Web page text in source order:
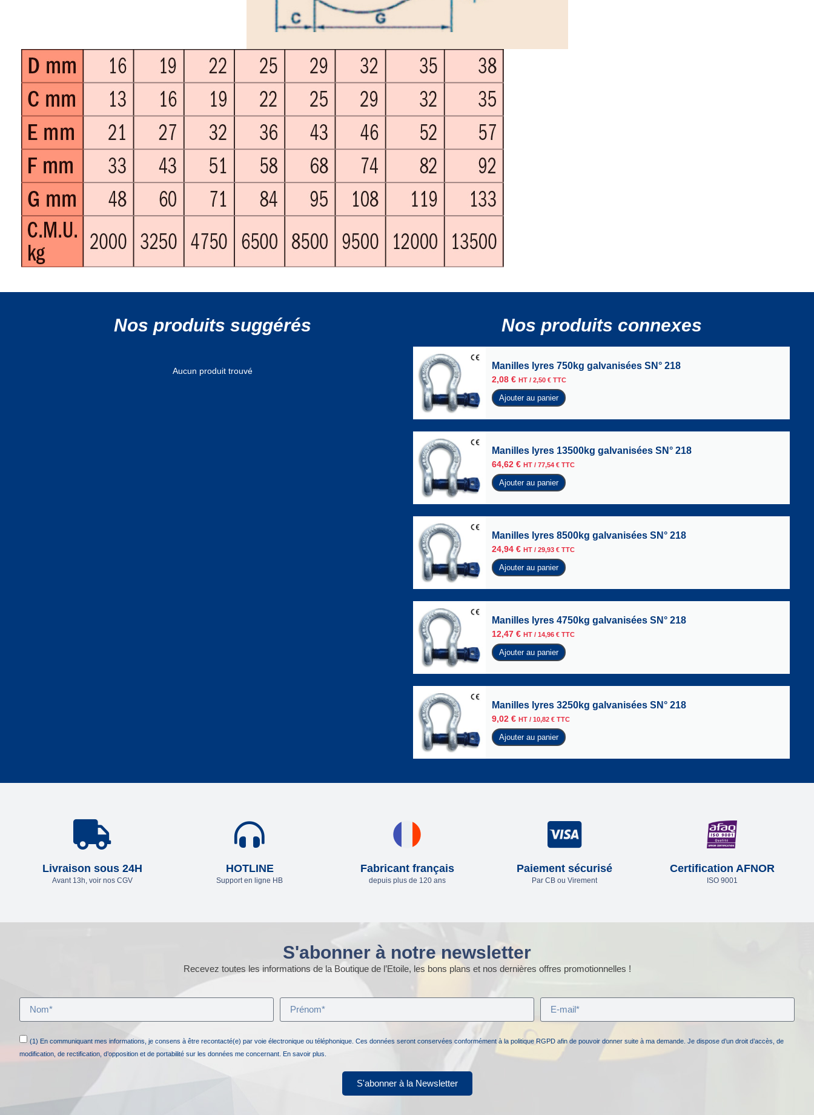
Nos produits suggérés
Aucun produit trouvé
Nos produits connexes
Manilles lyres 750kg galvanisées SN° 218
2,08 € HT / 2,50 € TTC
Ajouter au panier
Manilles lyres 13500kg galvanisées SN° 218
64,62 € HT / 77,54 € TTC
Ajouter au panier
Manilles lyres 8500kg galvanisées SN° 218
24,94 € HT / 29,93 € TTC
Ajouter au panier
Manilles lyres 4750kg galvanisées SN° 218
12,47 € HT / 14,96 € TTC
Ajouter au panier
Manilles lyres 3250kg galvanisées SN° 218
9,02 € HT / 10,82 € TTC
Ajouter au panier
Livraison sous 24H
Avant 13h, voir nos CGV
HOTLINE
Support en ligne HB
Fabricant français
depuis plus de 120 ans
Paiement sécurisé
Par CB ou Virement
Certification AFNOR
ISO 9001
S'abonner à notre newsletter
Recevez toutes les informations de la Boutique de l’Etoile, les bons plans et nos dernières offres promotionnelles !
(1) En communiquant mes informations, je consens à être recontacté(e) par voie électronique ou téléphonique. Ces données seront conservées conformément à la politique RGPD afin de pouvoir donner suite à ma demande. Je dispose d’un droit d’accès, de
modification, de rectification, d’opposition et de portabilité sur les données me concernant. En savoir plus.
S'abonner à la Newsletter